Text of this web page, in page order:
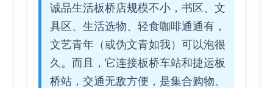
诚品生活板桥店规模不小，书区、文
具区、生活选物、轻食咖啡通通有，
文艺青年（或伪文青如我）可以泡很
久。而且，它连接板桥车站和捷运板
桥站，交通无敌方便，是集合购物、